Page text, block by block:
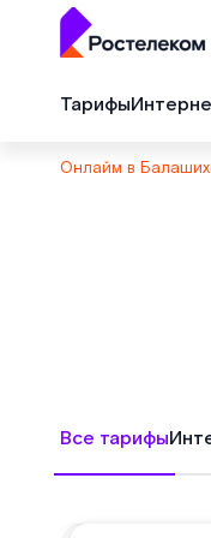
Тарифы
Онлайм в
Все тарифы